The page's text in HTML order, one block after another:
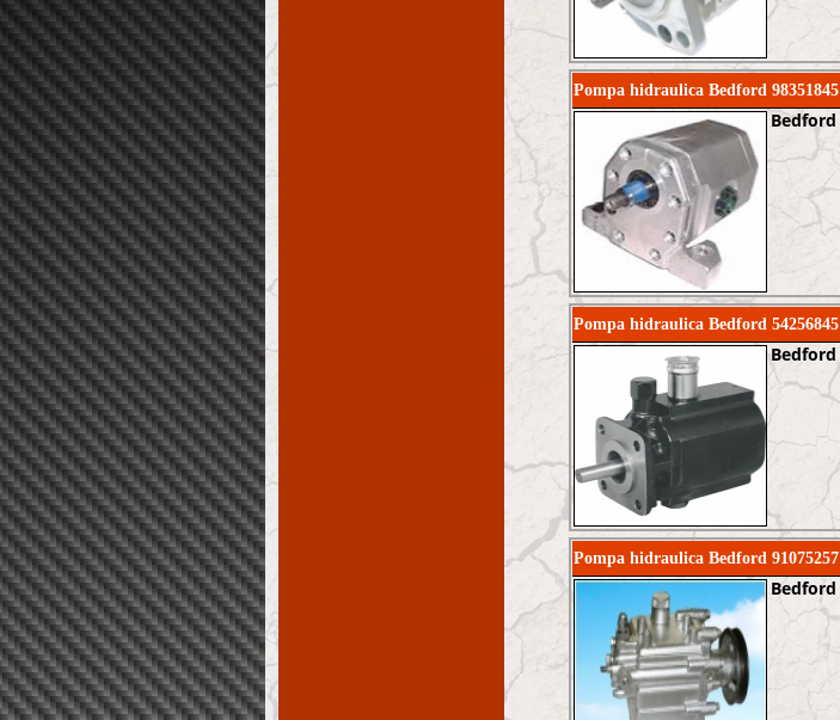
Pompa hidraulica Bedford 98351845
Bedford
Pompa hidraulica Bedford 54256845
Bedford
Pompa hidraulica Bedford 91075257
Bedford